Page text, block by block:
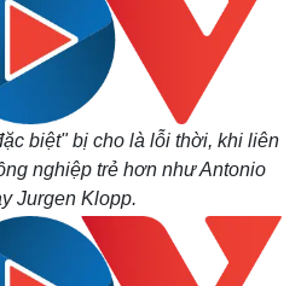
biệt" bị cho là lỗi thời, khi liên
nghiệp trẻ hơn như Antonio
Jurgen Klopp.